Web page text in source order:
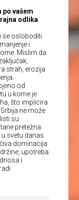
po vašem
odlika
se osloboditi
i
Mislim da
strah, erozija
od
u kome je
što implicira
ne može
su
pretežna
svetu danas
dominacija
upotreba
i